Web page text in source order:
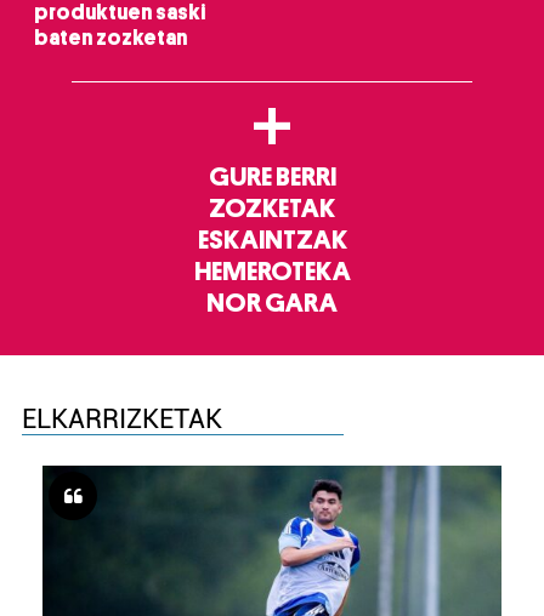
produktuen saski
baten zozketan
+
GURE BERRI
ZOZKETAK
ESKAINTZAK
HEMEROTEKA
NOR GARA
ELKARRIZKETAK